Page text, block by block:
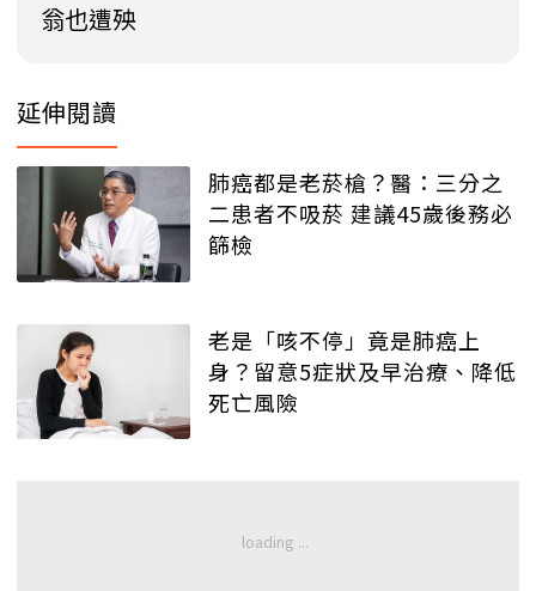
翁也遭殃
延伸閱讀
肺癌都是老菸槍？醫：三分之
二患者不吸菸 建議45歲後務必
篩檢
老是「咳不停」竟是肺癌上
身？留意5症狀及早治療、降低
死亡風險